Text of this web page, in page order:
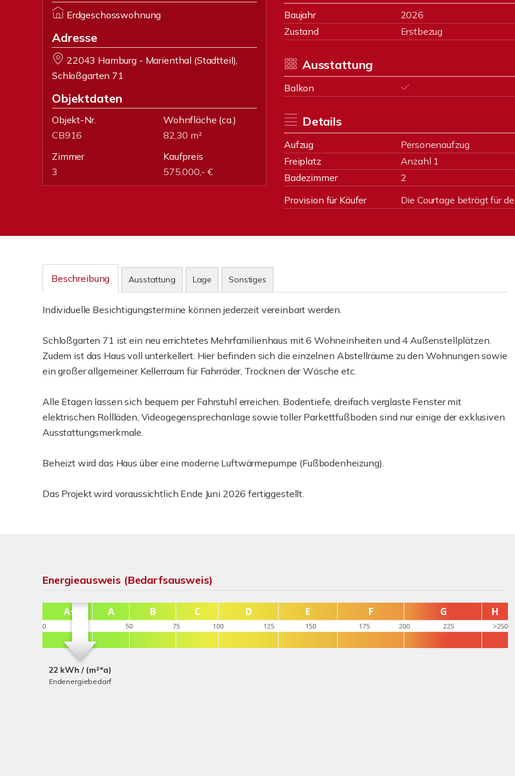
Erdgeschosswohnung
Adresse
22043 Hamburg - Marienthal (Stadtteil),
Schloßgarten 71
Objektdaten
Objekt-Nr.
CB916
Wohnfläche (ca.)
82,30 m²
Zimmer
3
Kaufpreis
575.000,- €
Baujahr 2026
Zustand
Erstbezug
Ausstattung
Balkon
Details
Aufzug Personenaufzug
Freiplatz
Anzahl 1
Badezimmer
2
Provision für Käufer
Die Courtage beträgt für
Beschreibung Ausstattung Lage Sonstiges
Individuelle Besichtigungstermine können jederzeit vereinbart werden.
Schloßgarten 71 ist ein neu errichtetes Mehrfamilienhaus mit 6 Wohneinheiten und 4 Außenstellplätzen.
Zudem ist das Haus voll unterkellert. Hier befinden sich die einzelnen Abstellräume zu den Wohnungen sowie
ein großer allgemeiner Kellerraum für Fahrräder, Trocknen der Wäsche etc.
Alle Etagen lassen sich bequem per Fahrstuhl erreichen. Bodentiefe, dreifach verglaste Fenster mit
elektrischen Rollläden, Videogegensprechanlage sowie toller Parkettfußboden sind nur einige der exklusiven
Ausstattungsmerkmale.
Beheizt wird das Haus über eine moderne Luftwärmepumpe (Fußbodenheizung).
Das Projekt wird voraussichtlich Ende Juni 2026 fertiggestellt.
Energieausweis (Bedarfsausweis)
22 kWh / (m²*a)
Endenergiebedarf